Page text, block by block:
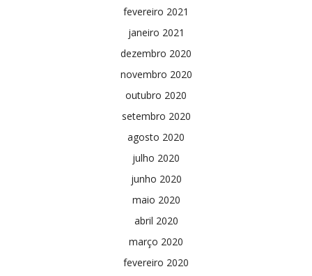
fevereiro 2021
janeiro 2021
dezembro 2020
novembro 2020
outubro 2020
setembro 2020
agosto 2020
julho 2020
junho 2020
maio 2020
abril 2020
março 2020
fevereiro 2020